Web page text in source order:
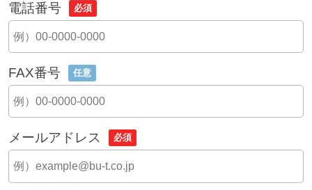
電話番号 必須
FAX番号 任意
メールアドレス 必須